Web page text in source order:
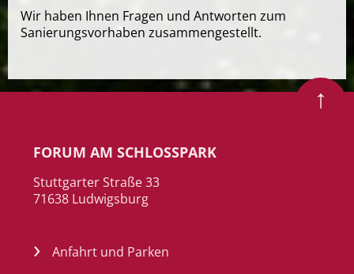
Wir haben Ihnen Fragen und Antworten zum
Sanierungsvorhaben zusammengestellt.
FORUM AM SCHLOSSPARK
Stuttgarter Straße 33
71638 Ludwigsburg
Anfahrt und Parken